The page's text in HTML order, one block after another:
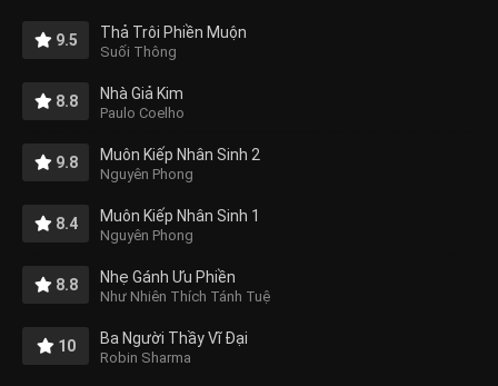
9.5 Thả Trôi Phiền Muộn
Suối Thông
8.8 Nhà Giả Kim
Paulo Coelho
9.8 Muôn Kiếp Nhân Sinh 2
Nguyên Phong
8.4 Muôn Kiếp Nhân Sinh 1
Nguyên Phong
8.8 Nhẹ Gánh Ưu Phiền
Như Nhiên Thích Tánh Tuệ
10 Ba Người Thầy Vĩ Đại
Robin Sharma